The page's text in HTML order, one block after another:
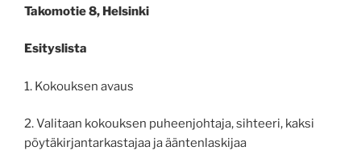
Takomotie 8, Helsinki
Esityslista
1. Kokouksen avaus
2. Valitaan kokouksen puheenjohtaja, sihteeri, kaksi
pöytäkirjantarkastajaa ja ääntenlaskijaa